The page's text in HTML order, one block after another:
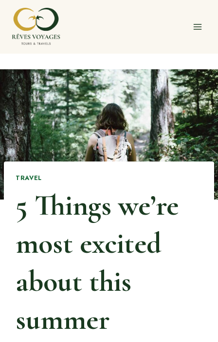
content
TRAVEL
5 Things we’re
most excited
about this
summer